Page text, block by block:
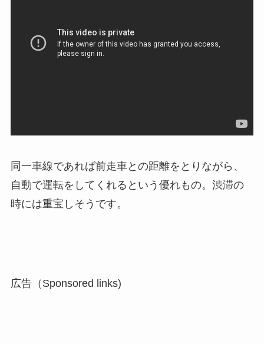
同一車線であれば前走車との距離をとりながら、
自動で運転をしてくれるという優れもの。渋滞の
時には重宝しそうです。
広告（Sponsored links)